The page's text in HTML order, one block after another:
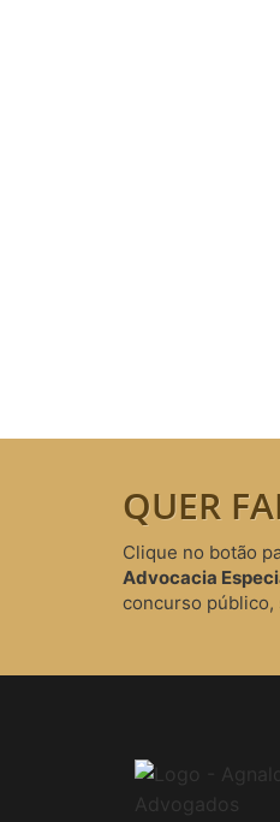
QUER
Clique no botão
Advocacia
concurso